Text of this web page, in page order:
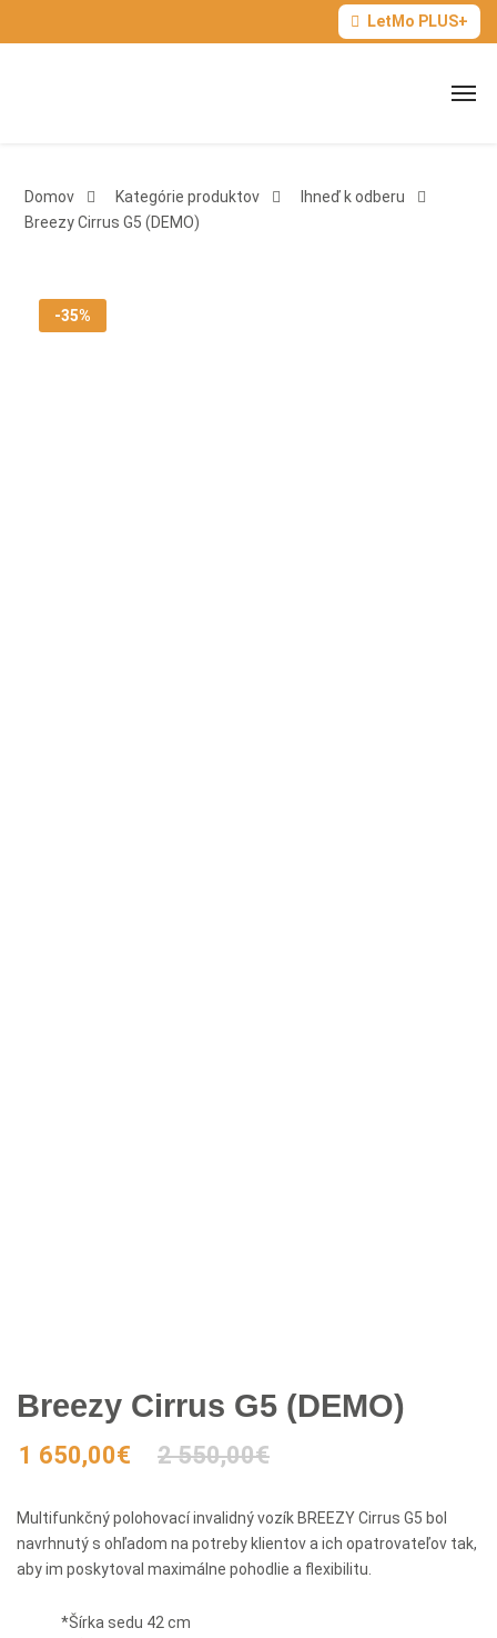
LetMo PLUS+
Domov Kategórie produktov
Ihneď k odberu
Breezy Cirrus G5 (DEMO)
-35%
Breezy Cirrus G5 (DEMO)
1 650,00€ 2 550,00€
Multifunkčný polohovací invalidný vozík BREEZY Cirrus G5 bol
navrhnutý s ohľadom na potreby klientov a ich opatrovateľov tak,
aby im poskytoval maximálne pohodlie a flexibilitu.
*Šírka sedu 42 cm